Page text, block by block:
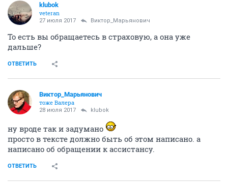
klubok
veteran
27 июля 2017 Виктор_Марьянович
То есть вы обращаетесь в страховую, а она уже
дальше?
ОТВЕТИТЬ
Виктор_Марьянович
тоже Валера
28 июля 2017 klubok
ну вроде так и задумано
просто в тексте должно быть об этом написано. а
написано об обращении к ассистансу.
ОТВЕТИТЬ